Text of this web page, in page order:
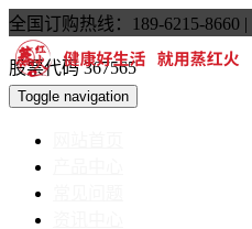
全国订购热线：189-6215-8660 |
股票代码 367565
Toggle navigation